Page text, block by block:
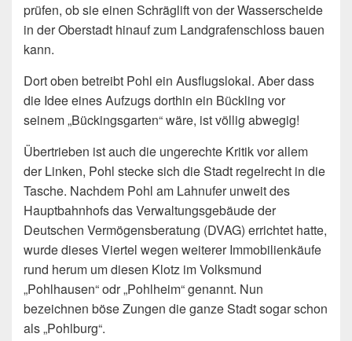
prüfen, ob sie einen Schräglift von der Wasserscheide
in der Oberstadt hinauf zum Landgrafenschloss bauen
kann.
Dort oben betreibt Pohl ein Ausflugslokal. Aber dass
die Idee eines Aufzugs dorthin ein Bückling vor
seinem „Bückingsgarten“ wäre, ist völlig abwegig!
Übertrieben ist auch die ungerechte Kritik vor allem
der Linken, Pohl stecke sich die Stadt regelrecht in die
Tasche. Nachdem Pohl am Lahnufer unweit des
Hauptbahnhofs das Verwaltungsgebäude der
Deutschen Vermögensberatung (DVAG) errichtet hatte,
wurde dieses Viertel wegen weiterer Immobilienkäufe
rund herum um diesen Klotz im Volksmund
„Pohlhausen“ odr „Pohlheim“ genannt. Nun
bezeichnen böse Zungen die ganze Stadt sogar schon
als „Pohlburg“.